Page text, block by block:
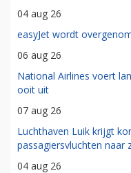
04 aug 26
easyJet wordt
06 aug 26
National Airlines voert
ooit uit
07 aug 26
Luchthaven Luik krijgt
passagiersvluchten naar
04 aug 26